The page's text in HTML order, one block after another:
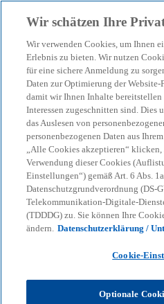
menu search
KI im
praktische
im
01-02-2024
Share
w
i
r
n
w
i
r
n
e
n
r
w
i
r
n
e
n
r
KPMG Themen
KI &
Künstliche Intelligenz
Wir schätzen Ihre
Wir verwenden Cookies, um Ihnen
Erlebnis zu bieten. Wir nutzen
für eine sichere Anmeldung zu
Daten zur Optimierung der
damit wir Ihnen Inhalte
Interessen zugeschnitten sind. Dies
das Auslesen von
personenbezogenen Daten aus
„Alle Cookies akzeptieren“ klicken,
Verwendung dieser Cookies
Einstellungen“) gemäß Art. 6 Abs.
Datenschutzgrundverordnung (DS-
Telekommunikation-Digitale-
(TDDDG) zu. Sie können Ihre
ändern. Datenschutzerklärung /
Cookie-
Optionale